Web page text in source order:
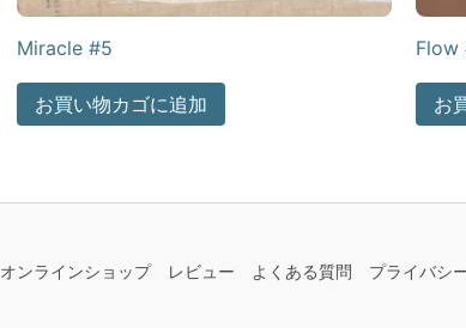
Miracle #5
お買い物カゴに追加
Flow
お
オンラインショップ レビュー よくある質問 プライバシ